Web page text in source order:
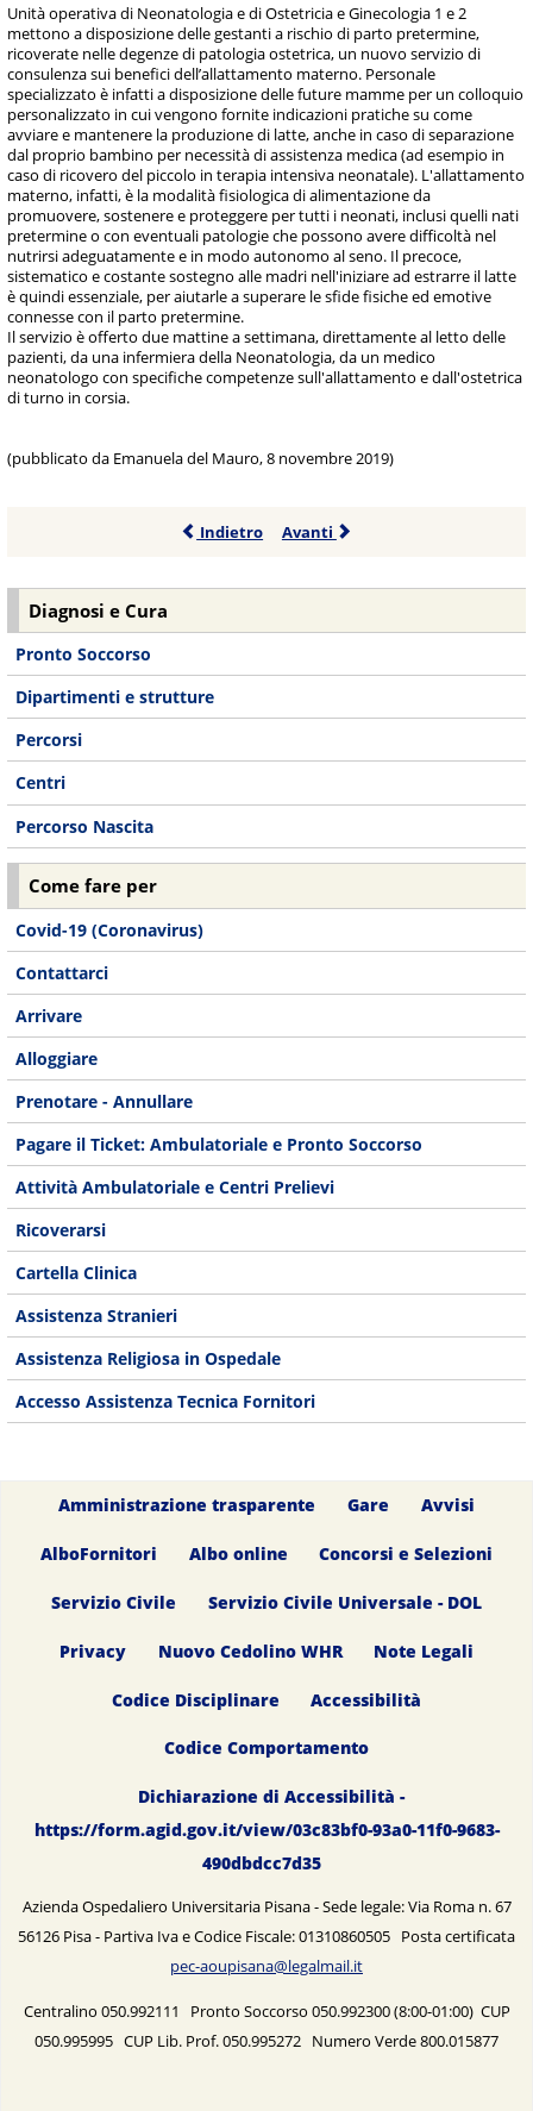
Unità operativa di Neonatologia e di Ostetricia e Ginecologia 1 e 2
mettono a disposizione delle gestanti a rischio di parto pretermine,
ricoverate nelle degenze di patologia ostetrica, un nuovo servizio di
consulenza sui benefici dell’allattamento materno. Personale
specializzato è infatti a disposizione delle future mamme per un colloquio
personalizzato in cui vengono fornite indicazioni pratiche su come
avviare e mantenere la produzione di latte, anche in caso di separazione
dal proprio bambino per necessità di assistenza medica (ad esempio in
caso di ricovero del piccolo in terapia intensiva neonatale). L'allattamento
materno, infatti, è la modalità fisiologica di alimentazione da
promuovere, sostenere e proteggere per tutti i neonati, inclusi quelli nati
pretermine o con eventuali patologie che possono avere difficoltà nel
nutrirsi adeguatamente e in modo autonomo al seno. Il precoce,
sistematico e costante sostegno alle madri nell'iniziare ad estrarre il latte
è quindi essenziale, per aiutarle a superare le sfide fisiche ed emotive
connesse con il parto pretermine.
Il servizio è offerto due mattine a settimana, direttamente al letto delle
pazienti, da una infermiera della Neonatologia, da un medico
neonatologo con specifiche competenze sull'allattamento e dall'ostetrica
di turno in corsia.
(pubblicato da Emanuela del Mauro, 8 novembre 2019)
Indietro Avanti
Diagnosi e Cura
Pronto Soccorso
Dipartimenti e strutture
Percorsi
Centri
Percorso Nascita
Come fare per
Covid-19 (Coronavirus)
Contattarci
Arrivare
Alloggiare
Prenotare - Annullare
Pagare il Ticket: Ambulatoriale e Pronto Soccorso
Attività Ambulatoriale e Centri Prelievi
Ricoverarsi
Cartella Clinica
Assistenza Stranieri
Assistenza Religiosa in Ospedale
Accesso Assistenza Tecnica Fornitori
Amministrazione trasparente Gare Avvisi
AlboFornitori Albo online Concorsi e Selezioni
Servizio Civile Servizio Civile Universale - DOL
Privacy Nuovo Cedolino WHR Note Legali
Codice Disciplinare Accessibilità
Codice Comportamento
Dichiarazione di Accessibilità -
https://form.agid.gov.it/view/03c83bf0-93a0-11f0-9683-
490dbdcc7d35
Azienda Ospedaliero Universitaria Pisana - Sede legale: Via Roma n. 67
56126 Pisa - Partiva Iva e Codice Fiscale: 01310860505 Posta certificata
pec-aoupisana@legalmail.it
Centralino 050.992111 Pronto Soccorso 050.992300 (8:00-01:00) CUP
050.995995 CUP Lib. Prof. 050.995272 Numero Verde 800.015877